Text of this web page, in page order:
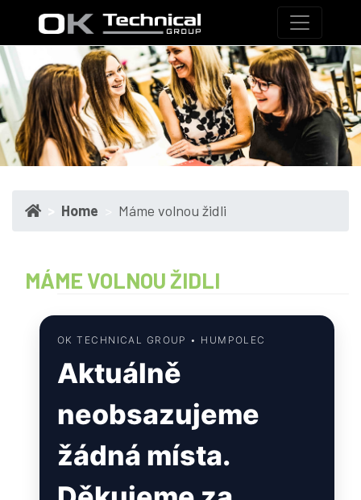
Home Máme volnou židli
MÁME VOLNOU ŽIDLI
OK TECHNICAL GROUP • HUMPOLEC
Aktuálně
neobsazujeme
žádná místa.